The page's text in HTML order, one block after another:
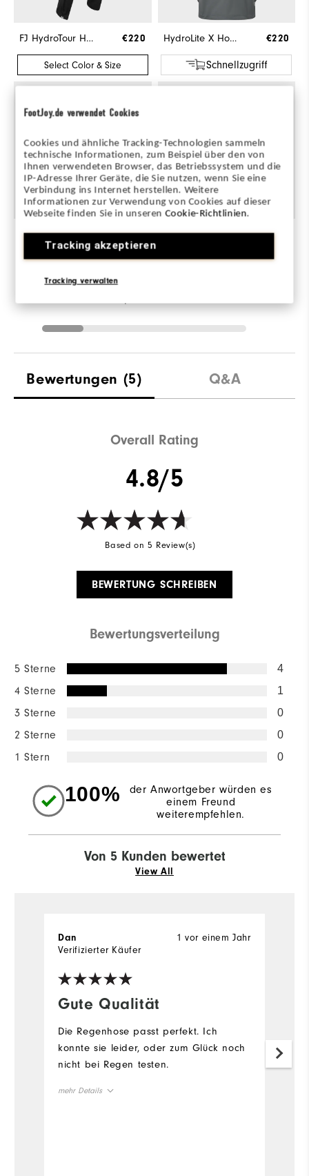
FootJoy.de verwendet Cookies
Cookies und ähnliche Tracking-Technologien sammeln
technische Informationen, zum Beispiel über den von
Ihnen verwendeten Browser, das Betriebssystem und die
IP-Adresse Ihrer Geräte, die Sie nutzen, wenn Sie eine
Verbindung ins Internet herstellen. Weitere
Informationen zur Verwendung von Cookies auf dieser
Webseite finden Sie in unserenCookie-Richtlinien.
Tracking akzeptieren
Tracking verwalten
HydroLite X Hoodie €220
Schnellzugriff
FJ HydroTour Hose €220
Select Color & Size
StaSof €36
Schnellzugriff
Premiere Series Packard €220
Schnellzugriff
Bewertungen (5) Q&A
Overall Rating
4.8/5
Based on 5 Review(s)
BEWERTUNG SCHREIBEN
Bewertungsverteilung
5 Sterne 4
4 Sterne 1
3 Sterne 0
2 Sterne 0
1 Stern 0
100%
der Anwortgeber würden es
einem Freund
weiterempfehlen.
Von 5 Kunden bewertet
View All
Gute Qualität
1 vor einem Jahr
Dan
Verifizierter Käufer
Die Regenhose passt perfekt. Ich
konnte sie leider, oder zum Glück noch
nicht bei Regen testen.
mehr Details